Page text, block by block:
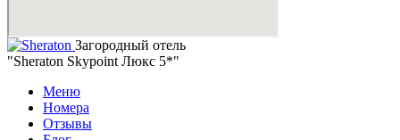
Загородный отель
"Sheraton Skypoint Люкс 5*"
Меню
Номера
Отзывы